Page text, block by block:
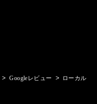
> Googleレビュー >
ローカル